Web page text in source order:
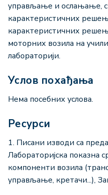
управљање и ослањање,
карактеристичних
карактеристичних
моторних возила на
лабораторији.
Услов похађања
Нема посебних услова.
Ресурси
1. Писани изводи са
Лабораторијска показна
компоненти возила
управљање, кретачи...),